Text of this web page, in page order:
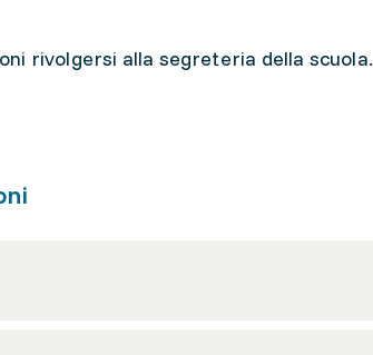
rivolgersi alla segreteria della scuola.